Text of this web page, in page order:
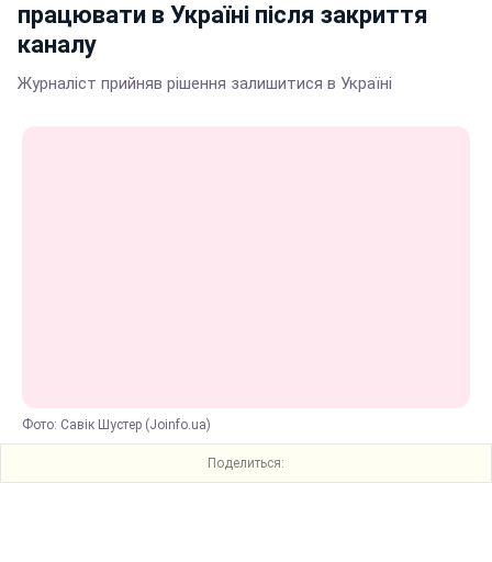
працювати в Україні після закриття
каналу
Журналіст прийняв рішення залишитися в Україні
Фото: Савік Шустер (Joinfo.ua)
Поделиться: